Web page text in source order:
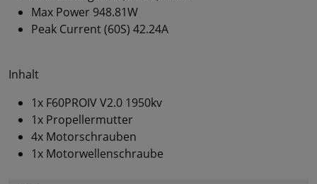
Max Power 948.81W
Peak Current (60S) 42.24A
Inhalt
1x F60PROIV V2.0 1950kv
1x Propellermutter
4x Motorschrauben
1x Motorwellenschraube